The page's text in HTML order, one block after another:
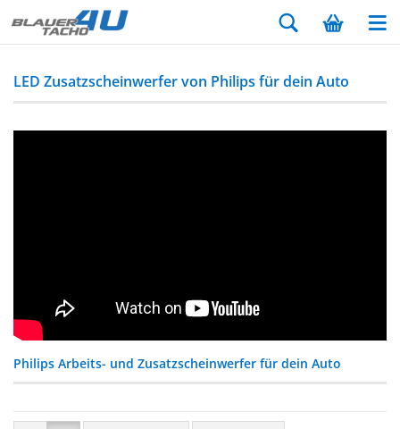
LED Zusatzscheinwerfer von Philips für dein Auto
Philips Arbeits- und Zusatzscheinwerfer für dein Auto